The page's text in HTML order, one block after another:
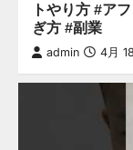
トやり方 #ア
ぎ方 #副業
admin 4月